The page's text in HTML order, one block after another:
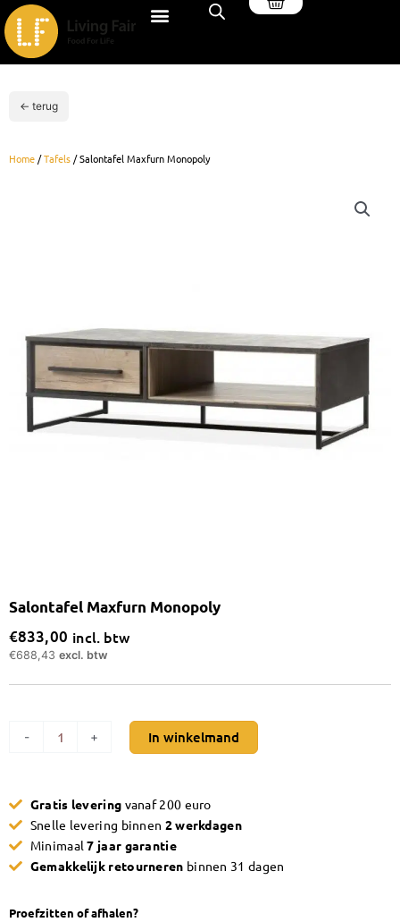
Ga
naar
de
inhoud
← terug
Home /Tafels / Salontafel Maxfurn Monopoly
Salontafel Maxfurn Monopoly
€833,00 incl. btw
€688,43 excl. btw
- + In winkelmand
Gratis levering vanaf 200 euro
Snelle levering binnen 2 werkdagen
Minimaal7 jaar garantie
Gemakkelijk retourneren binnen 31 dagen
Proefzitten of afhalen?